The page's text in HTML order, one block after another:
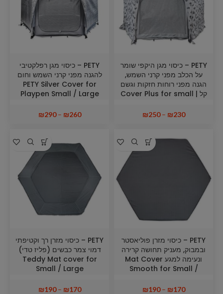
PETY – כיסוי מגן היקפי שומר
על הכלב מפני קרני השמש,
הגנה מפני רוחות חזקות וגשם
קל Cover Plus for small |
₪230
–
₪250
PETY – כיסוי מגן רפלקטיבי
להגנה מפני קרני השמש וחום
PETY Silver Cover for
Playpen Small / Large
₪260
–
₪290
PETY – כיסוי מזרן פוליאסטר
ובמבוק, מעניק תחושה קרירה
ונעימה למגע Mat Cover
Smooth for Small /
₪170
–
₪190
PETY – כיסוי מזרן רך וקטיפתי
דמוי צמר כבשים (פליז טדי)
Teddy Mat cover for
Small / Large
₪170
–
₪190